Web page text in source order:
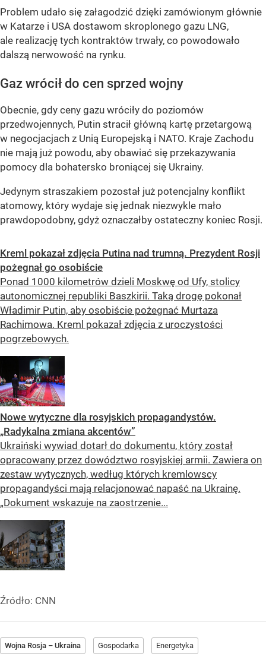
Problem udało się załagodzić dzięki zamówionym głównie
w Katarze i USA dostawom skroplonego gazu LNG,
ale realizację tych kontraktów trwały, co powodowało
dalszą nerwowość na rynku.
Gaz wrócił do cen sprzed wojny
Obecnie, gdy ceny gazu wróciły do poziomów
przedwojennych, Putin stracił główną kartę przetargową
w negocjacjach z Unią Europejską i NATO. Kraje Zachodu
nie mają już powodu, aby obawiać się przekazywania
pomocy dla bohatersko broniącej się Ukrainy.
Jedynym straszakiem pozostał już potencjalny konflikt
atomowy, który wydaje się jednak niezwykle mało
prawdopodobny, gdyż oznaczałby ostateczny koniec Rosji.
Kreml pokazał zdjęcia Putina nad trumną. Prezydent Rosji
pożegnał go osobiście
Ponad 1000 kilometrów dzieli Moskwę od Ufy, stolicy
autonomicznej republiki Baszkirii. Taką drogę pokonał
Władimir Putin, aby osobiście pożegnać Murtaza
Rachimowa. Kreml pokazał zdjęcia z uroczystości
pogrzebowych.
Nowe wytyczne dla rosyjskich propagandystów.
„Radykalna zmiana akcentów”
Ukraiński wywiad dotarł do dokumentu, który został
opracowany przez dowództwo rosyjskiej armii. Zawiera on
zestaw wytycznych, według których kremlowscy
propagandyści mają relacjonować napaść na Ukrainę.
„Dokument wskazuje na zaostrzenie...
Źródło: CNN
Wojna Rosja – Ukraina Gospodarka Energetyka